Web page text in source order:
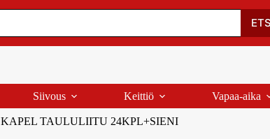
Oma Tili Ostoskori
Siivous Keittiö Vapaa-aika
KAPEL TAULULIITU 24KPL+SIENI